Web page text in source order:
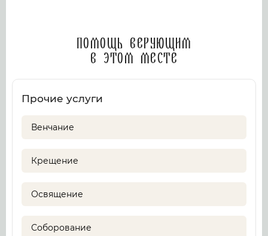
Помощь верующим
в этом месте
Прочие услуги
Венчание
Крещение
Освящение
Соборование